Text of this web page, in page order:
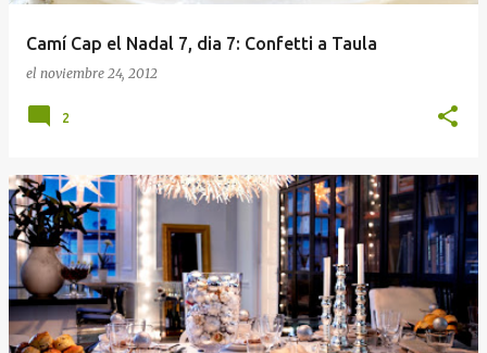
Camí Cap el Nadal 7, dia 7: Confetti a Taula
el noviembre 24, 2012
2